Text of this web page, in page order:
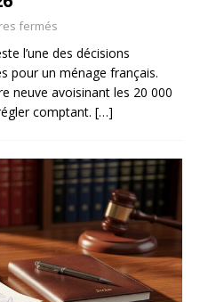
fermés
l’une des décisions
pour un ménage français.
neuve avoisinant les 20 000
comptant. […]